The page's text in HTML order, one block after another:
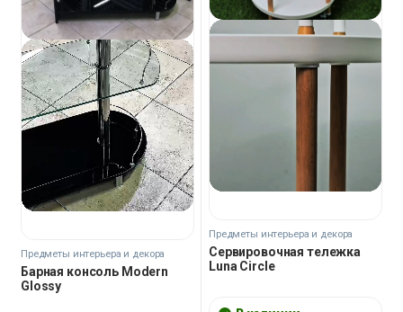
Предметы интерьера и декора
Барная консоль Modern
Glossy
Предметы интерьера и декора
Сервировочная тележка
Luna Сircle